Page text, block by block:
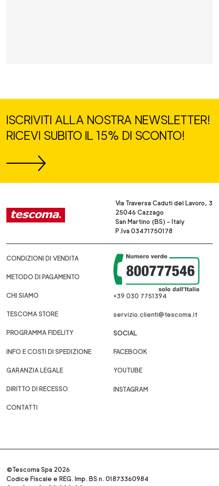
ISCRIVITI ALLA NOSTRA NEWSLETTER!
RICEVI SUBITO IL 15% DI SCONTO!
Via Traversa Caduti del Lavoro, 3
25046 Cazzago
San Martino (BS) - Italy
P.Iva 03471750178
CONDIZIONI DI VENDITA
METODO DI PAGAMENTO
CHI SIAMO
TESCOMA STORE
PROGRAMMA FIDELITY
INFO E COSTI DI SPEDIZIONE
GARANZIA LEGALE
DIRITTO DI RECESSO
CONTATTI
+39 030 7751394
servizio.clienti@tescoma.it
SOCIAL
FACEBOOK
YOUTUBE
INSTAGRAM
©Tescoma Spa 2026
Codice Fiscale e REG. Imp. BS n. 01873360984